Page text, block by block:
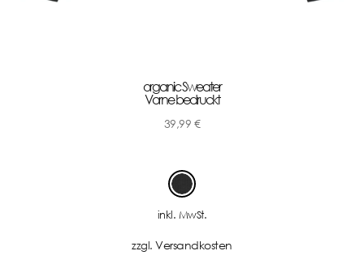
organic Sweater
Vorne bedruckt
39,99 €
inkl. MwSt.
zzgl.Versandkosten